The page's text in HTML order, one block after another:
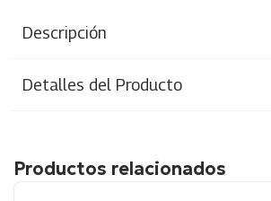
Descripción
Detalles del Producto
Productos relacionados